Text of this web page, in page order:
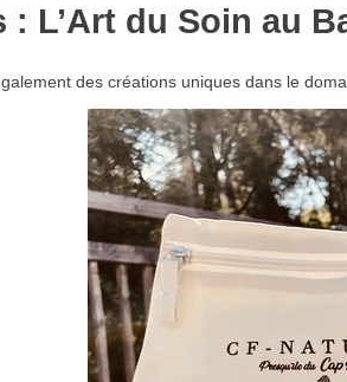
L’Art du Soin au
des créations uniques dans le